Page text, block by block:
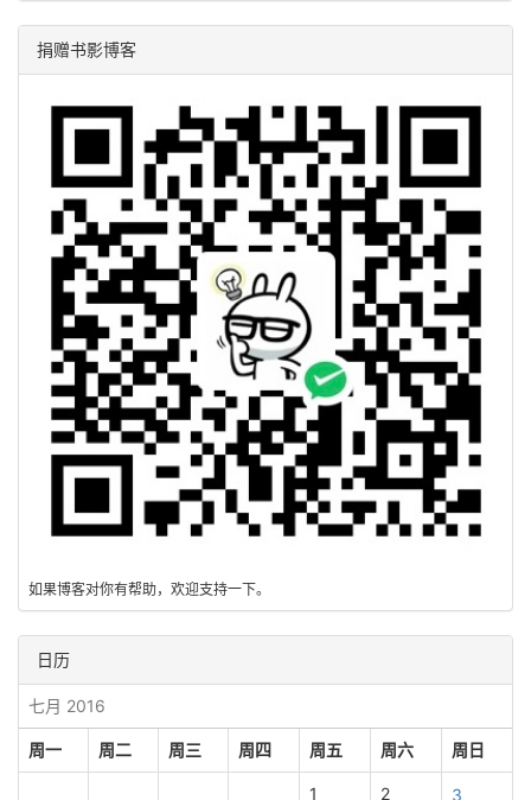
捐赠书影博客
如果博客对你有帮助，欢迎支持一下。
日历
七月 2016
周一 周二 周三 周四 周五 周六 周日
1 2 3